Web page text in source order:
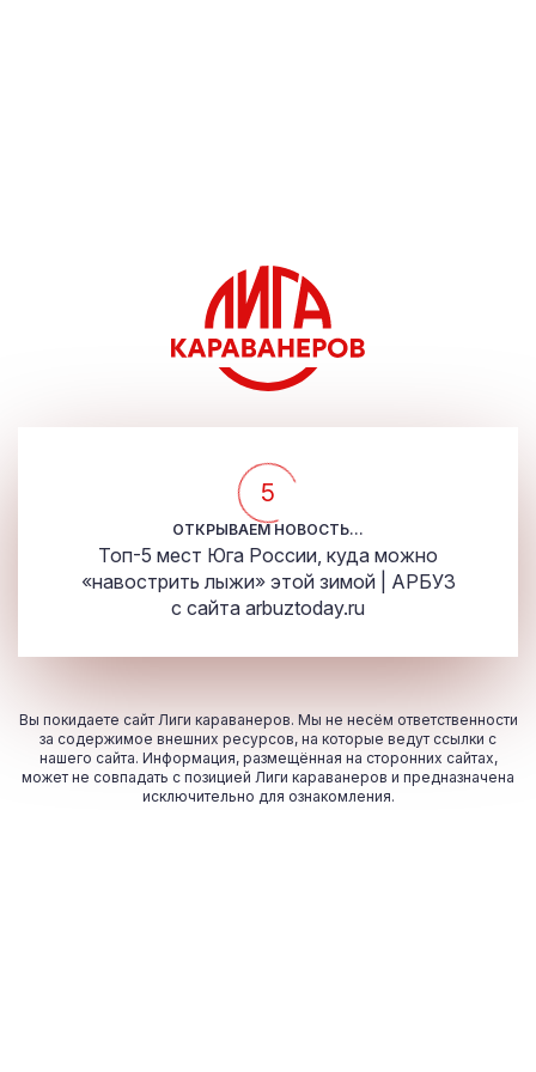
5
ОТКРЫВАЕМ НОВОСТЬ...
Топ-5 мест Юга России, куда можно
«навострить лыжи» этой зимой | АРБУЗ
с сайта arbuztoday.ru
Вы покидаете сайт Лиги караванеров. Мы не несём ответственности
за содержимое внешних ресурсов, на которые ведут ссылки с
нашего сайта. Информация, размещённая на сторонних сайтах,
может не совпадать с позицией Лиги караванеров и предназначена
исключительно для ознакомления.